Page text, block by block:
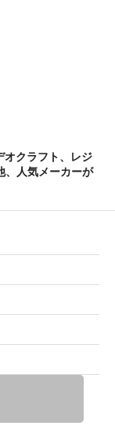
オクラフト、レジ
、人気メーカーが